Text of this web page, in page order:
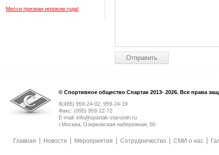
Месси признан игроком года!
© Спортивное общество Спартак 2013- 2026. Все права
8(495) 959-24-02, 959-24-19
Факс: (095) 959-22-72
E-mail: info@spartak-starostin.ru
г.Москва, Озерковская набережная, 50
Главная Новости Мероприятия Сотрудничество СМИ о нас